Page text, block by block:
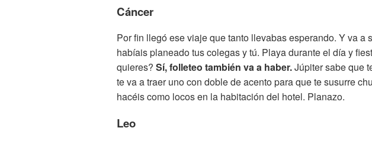
Cáncer
Por fin llegó ese viaje que tanto llevabas esperando. Y va a
habíais planeado tus colegas y tú. Playa durante el día y
quieres? Sí, folleteo también va a haber.Júpiter sabe que
te va a traer uno con doble de acento para que te susurre
hacéis como locos en la habitación del hotel. Planazo.
Leo